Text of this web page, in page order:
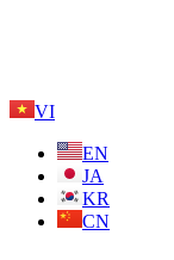
VI
EN
JA
KR
CN